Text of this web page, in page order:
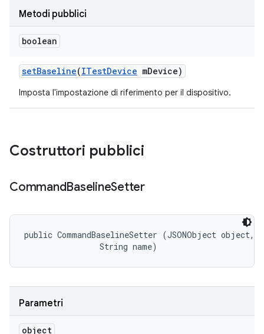
Metodi pubblici
boolean
setBaseline(ITestDevice mDevice)
Imposta l'impostazione di riferimento per il dispositivo.
Costruttori pubblici
CommandBaselineSetter
public CommandBaselineSetter (JSONObject object,
                String name)
Parametri
object